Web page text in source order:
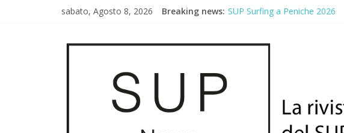
sabato, Agosto 8, 2026 Breaking news: SUP Surfing a Peniche 2026